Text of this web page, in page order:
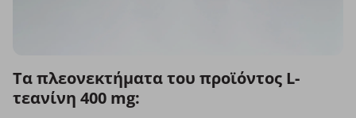
Τα πλεονεκτήματα του προϊόντος L-
τεανίνη 400 mg: